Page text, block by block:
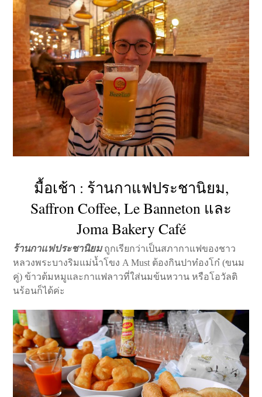
มื้อเช้า : ร้านกาแฟประชานิยม,
Saffron Coffee, Le Banneton และ
Joma Bakery Café
ร้านกาแฟประชานิยมถูกเรียกว่าเป็นสภากาแฟของชาว
หลวงพระบางริมแม่น้ำโขง A Must ต้องกินปาท๋องโก๋ (ขนม
คู่) ข้าวต้มหมูและกาแฟลาวที่ใส่นมข้นหวาน หรือโอวัลติ
นร้อนก็ได้ค่ะ